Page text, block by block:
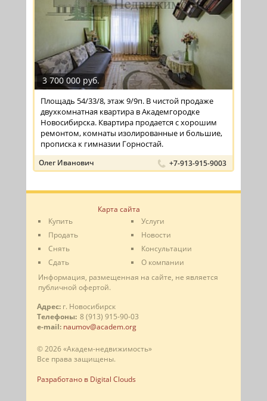
3 700 000 руб.
Площадь 54/33/8, этаж 9/9п. В чистой продаже
двухкомнатная квартира в Академгородке
Новосибирска. Квартира продается с хорошим
ремонтом, комнаты изолированные и большие,
прописка к гимназии Горностай.
Олег Иванович +7-913-915-9003
Карта сайта
Купить
Продать
Снять
Сдать
Услуги
Новости
Консультации
О компании
Информация, размещенная на сайте, не является
публичной офертой.
Адрес: г. Новосибирск
Телефоны: 8 (913) 915-90-03
e-mail: naumov@academ.org
© 2026 «Академ-недвижимость»
Все права защищены.
Разработано в Digital Clouds